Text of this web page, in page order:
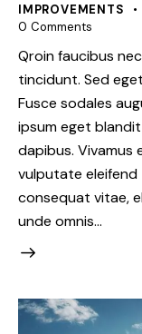
IMPROVEMENTS
0 Comments
Qroin faucibus
tincidunt. Sed
Fusce sodales
ipsum eget
dapibus. Vivamus
vulputate eleifend
consequat vitae,
unde omnis…